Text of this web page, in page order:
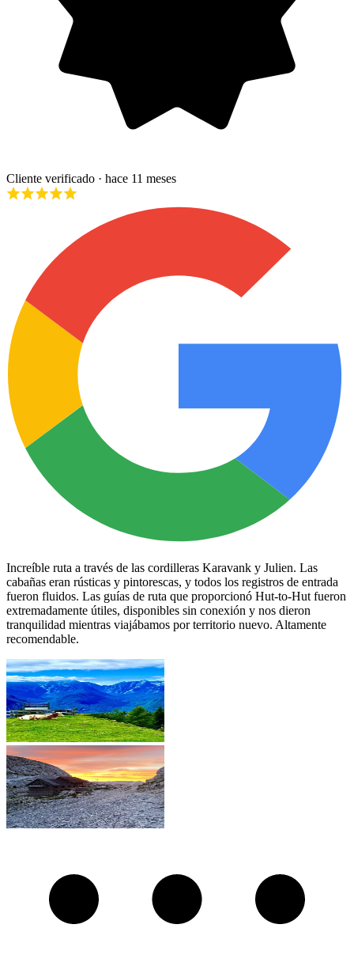
Cliente verificado · hace 11 meses
Increíble ruta a través de las cordilleras Karavank y Julien. Las
cabañas eran rústicas y pintorescas, y todos los registros de entrada
fueron fluidos. Las guías de ruta que proporcionó Hut-to-Hut fueron
extremadamente útiles, disponibles sin conexión y nos dieron
tranquilidad mientras viajábamos por territorio nuevo. Altamente
recomendable.